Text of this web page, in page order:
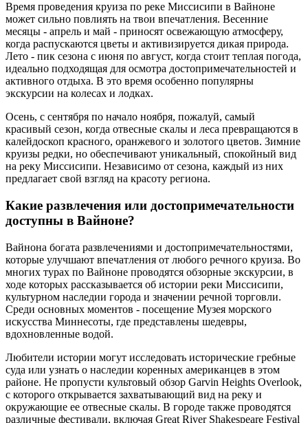
Время проведения круиза по реке Миссисипи в Вайноне
может сильно повлиять на твои впечатления. Весенние
месяцы - апрель и май - приносят освежающую атмосферу,
когда распускаются цветы и активизируется дикая природа.
Лето - пик сезона с июня по август, когда стоит теплая погода,
идеально подходящая для осмотра достопримечательностей и
активного отдыха. В это время особенно популярны
экскурсии на колесах и лодках.
Осень, с сентября по начало ноября, пожалуй, самый
красивый сезон, когда отвесные скалы и леса превращаются в
калейдоскоп красного, оранжевого и золотого цветов. Зимние
круизы редки, но обеспечивают уникальный, спокойный вид
на реку Миссисипи. Независимо от сезона, каждый из них
предлагает свой взгляд на красоту региона.
Какие развлечения или достопримечательности
доступны в Вайноне?
Вайнона богата развлечениями и достопримечательностями,
которые улучшают впечатления от любого речного круиза. Во
многих турах по Вайноне проводятся обзорные экскурсии, в
ходе которых рассказывается об истории реки Миссисипи,
культурном наследии города и значении речной торговли.
Среди основных моментов - посещение Музея морского
искусства Миннесоты, где представлены шедевры,
вдохновленные водой.
Любители истории могут исследовать исторические гребные
суда или узнать о наследии коренных американцев в этом
районе. Не пропусти культовый обзор Garvin Heights Overlook,
с которого открывается захватывающий вид на реку и
окружающие ее отвесные скалы. В городе также проводятся
различные фестивали, включая Great River Shakespeare Festival